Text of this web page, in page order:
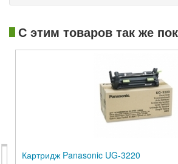
С этим товаров так же
Картридж Panasonic UG-3220